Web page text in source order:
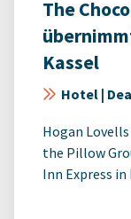
The
Kassel
Hotel |
Hogan
the Pillow
Inn Express in